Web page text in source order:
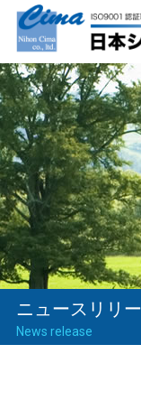
ニュースリリ
News release